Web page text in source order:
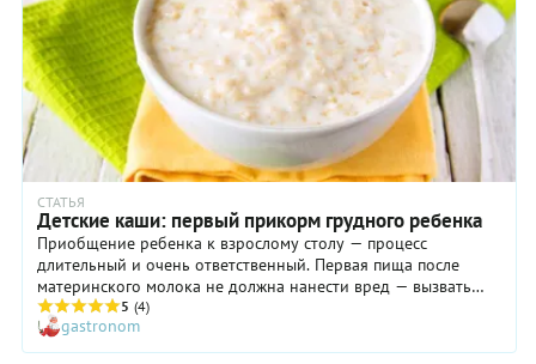
СТАТЬЯ
Детские каши: первый прикорм грудного ребенка
Приобщение ребенка к взрослому столу — процесс
длительный и очень ответственный. Первая пища после
материнского молока не должна нанести вред — вызвать
дисбактериоз, аллергию или какую-нибудь другую
неприятную реакцию детского организма. Поэтому чаше
всего первым прикормом становятся овощные пюре и
5 (4)
gastronom